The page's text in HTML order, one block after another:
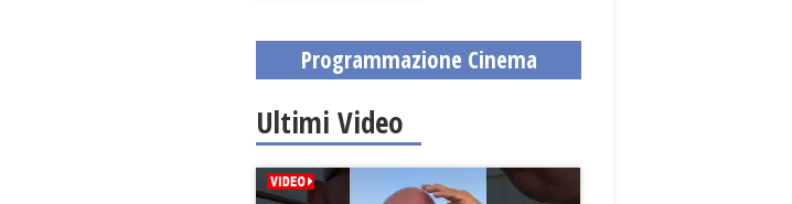
Programmazione Cinema
Ultimi Video